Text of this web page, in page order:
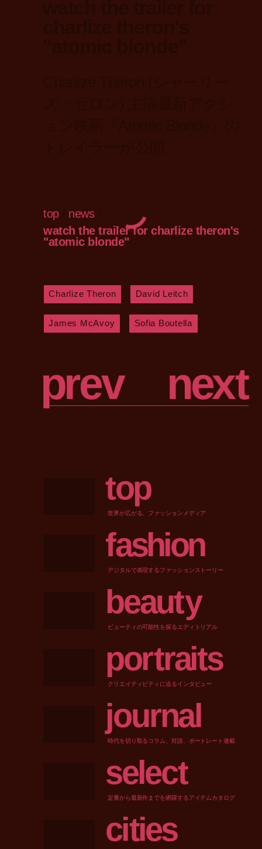
top/ news/
watch the trailer for charlize theron's
"atomic blonde"
Charlize Theron David Leitch
James McAvoy Sofia Boutella
prev next
top
世界が広がる、ファッションメディア
fashion
デジタルで表現するファッションストーリー
beauty
ビューティの可能性を探るエディトリアル
portraits
クリエイティビティに迫るインタビュー
journal
時代を切り取るコラム、対談、ポートレート連載
select
定番から最新作までを網羅するアイテムカタログ
cities